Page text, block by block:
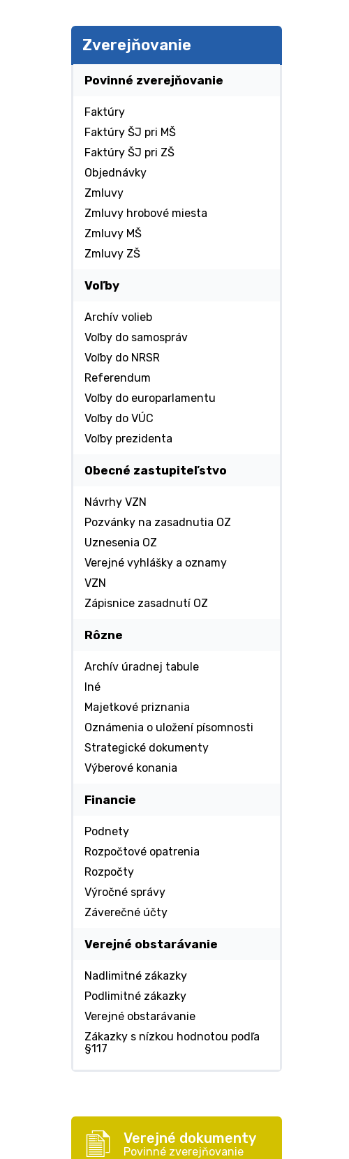
Zverejňovanie
Povinné zverejňovanie
Faktúry
Faktúry ŠJ pri MŠ
Faktúry ŠJ pri ZŠ
Objednávky
Zmluvy
Zmluvy hrobové miesta
Zmluvy MŠ
Zmluvy ZŠ
Voľby
Archív volieb
Voľby do samospráv
Voľby do NRSR
Referendum
Voľby do europarlamentu
Voľby do VÚC
Voľby prezidenta
Obecné zastupiteľstvo
Návrhy VZN
Pozvánky na zasadnutia OZ
Uznesenia OZ
Verejné vyhlášky a oznamy
VZN
Zápisnice zasadnutí OZ
Rôzne
Archív úradnej tabule
Iné
Majetkové priznania
Oznámenia o uložení písomnosti
Strategické dokumenty
Výberové konania
Financie
Podnety
Rozpočtové opatrenia
Rozpočty
Výročné správy
Záverečné účty
Verejné obstarávanie
Nadlimitné zákazky
Podlimitné zákazky
Verejné obstarávanie
Zákazky s nízkou hodnotou podľa
§117
Verejné dokumenty
Povinné zverejňovanie